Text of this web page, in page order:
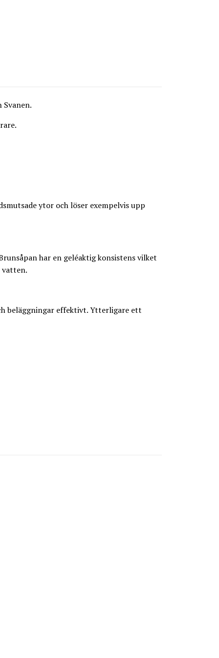
ytor och löser exempelvis upp
har en geléaktig konsistens vilket
vatten.
beläggningar effektivt. Ytterligare ett